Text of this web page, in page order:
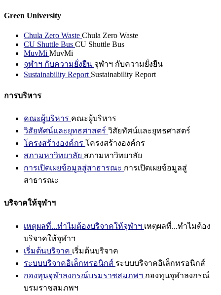
Green University
Chula Zero Waste Chula Zero Waste
CU Shuttle Bus CU Shuttle Bus
MuvMi MuvMi
จุฬาฯ กับความยั่งยืน จุฬาฯ กับความยั่งยืน
Sustainability Report Sustainability Report
การบริหาร
คณะผู้บริหาร คณะผู้บริหาร
วิสัยทัศน์และยุทธศาสตร์ วิสัยทัศน์และยุทธศาสตร์
โครงสร้างองค์กร โครงสร้างองค์กร
สภามหาวิทยาลัย สภามหาวิทยาลัย
การเปิดเผยข้อมูลสู่สาธารณะ การเปิดเผยข้อมูลสู่
สาธารณะ
บริจาคให้จุฬาฯ
เหตุผลที่...ทำไมต้องบริจาคให้จุฬาฯ เหตุผลที่...ทำไมต้อง
บริจาคให้จุฬาฯ
เริ่มต้นบริจาค เริ่มต้นบริจาค
ระบบบริจาคอิเล็กทรอนิกส์ ระบบบริจาคอิเล็กทรอนิกส์
กองทุนจุฬาลงกรณ์บรมราชสมภพฯ กองทุนจุฬาลงกรณ์
บรมราชสมภพฯ